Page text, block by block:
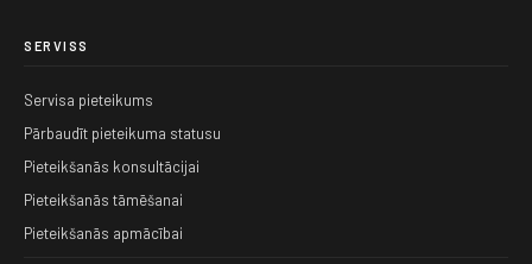
SERVISS
Servisa pieteikums
Pārbaudīt pieteikuma statusu
Pieteikšanās konsultācijai
Pieteikšanās tāmēšanai
Pieteikšanās apmācībai